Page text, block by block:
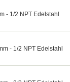
- 1/2 NPT Edelstahl
- 1/2 NPT Edelstahl